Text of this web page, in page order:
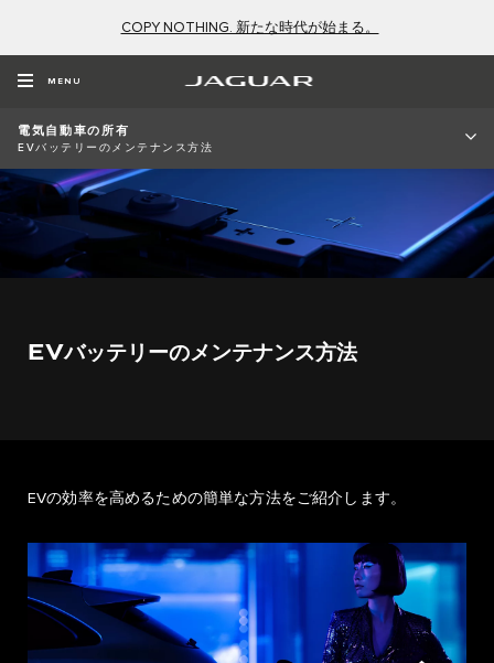
COPY NOTHING. 新たな時代が始まる。
MENU
電気自動車の所有
EVバッテリーのメンテナンス方法
EVバッテリーのメンテナンス方法
EVの効率を高めるための簡単な方法をご紹介します。